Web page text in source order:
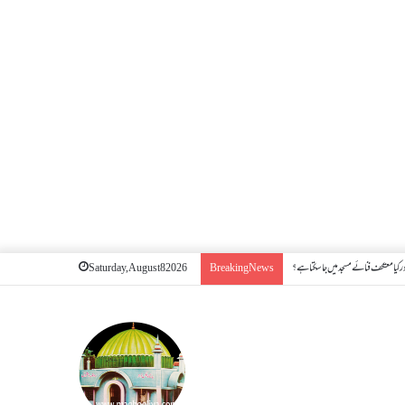
Saturday, August 8 2026 Breaking News معتکف فنائے مسجد میں جا سکتا ہے؟